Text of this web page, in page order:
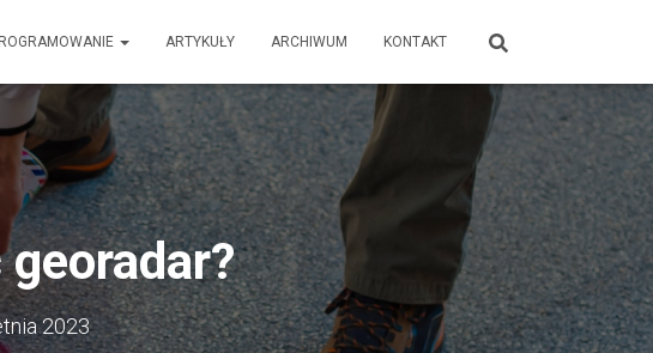
ARTYKUŁY ARCHIWUM KONTAKT
2023